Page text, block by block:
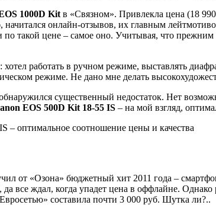
1000D Kit в «Связном». Привлекла цена (18
начитался онлайн-отзывов, их главным
и по такой цене – самое оно. Учитывая, что
работать в ручном режиме, выставлять
режиме. Не дано мне делать
существенный недостаток. Нет
EOS 500D Kit 18-55 IS – на мой взгляд,
от «Озона» бюджетный хит 2011 года –
все ждал, когда упадет цена в оффлайне.
составила почти 3 000 руб. Шутка ли?..